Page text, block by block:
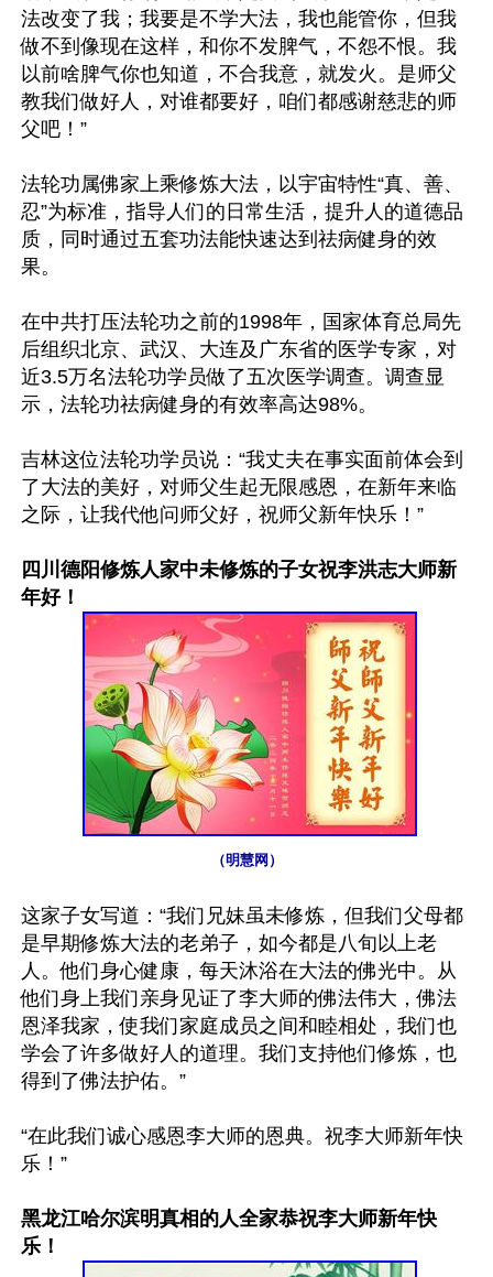
法改变了我；我要是不学大法，我也能管你，但我
做不到像现在这样，和你不发脾气，不怨不恨。我
以前啥脾气你也知道，不合我意，就发火。是师父
教我们做好人，对谁都要好，咱们都感谢慈悲的师
父吧！”
法轮功属佛家上乘修炼大法，以宇宙特性“真、善、
忍”为标准，指导人们的日常生活，提升人的道德品
质，同时通过五套功法能快速达到祛病健身的效
果。
在中共打压法轮功之前的1998年，国家体育总局先
后组织北京、武汉、大连及广东省的医学专家，对
近3.5万名法轮功学员做了五次医学调查。调查显
示，法轮功祛病健身的有效率高达98%。
吉林这位法轮功学员说：“我丈夫在事实面前体会到
了大法的美好，对师父生起无限感恩，在新年来临
之际，让我代他问师父好，祝师父新年快乐！”
四川德阳修炼人家中未修炼的子女祝李洪志大师新
年好！
（明慧网）
这家子女写道：“我们兄妹虽未修炼，但我们父母都
是早期修炼大法的老弟子，如今都是八旬以上老
人。他们身心健康，每天沐浴在大法的佛光中。从
他们身上我们亲身见证了李大师的佛法伟大，佛法
恩泽我家，使我们家庭成员之间和睦相处，我们也
学会了许多做好人的道理。我们支持他们修炼，也
得到了佛法护佑。”
“在此我们诚心感恩李大师的恩典。祝李大师新年快
乐！”
黑龙江哈尔滨明真相的人全家恭祝李大师新年快
乐！